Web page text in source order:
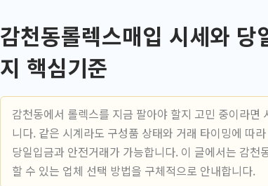
감천동롤렉스매입 시세와
지 핵심기준
감천동에서 롤렉스를 지금 팔아야 할지 고민 중이라
니다. 같은 시계라도 구성품 상태와 거래 타이밍에 따
당일입금과 안전거래가 가능합니다. 이 글에서는 감
할 수 있는 업체 선택 방법을 구체적으로 안내합니다.